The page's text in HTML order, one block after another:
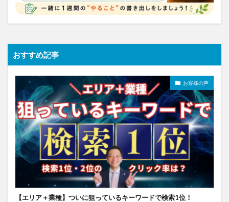
おすすめ記事
お客様の声
【エリア＋業種】ついに狙っているキーワードで検索1位！